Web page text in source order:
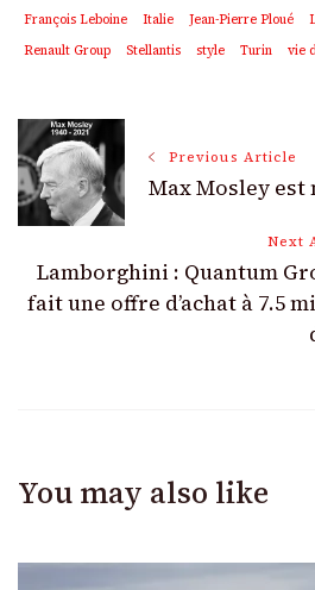
François Leboine
Italie Jean-Pierre Ploué
Renault Group
Stellantis style Turin vie
Post
Navigation
Previous Article
Max Mosley est
Next
Lamborghini : Quantum
fait une offre d’achat à 7.5
You may also like